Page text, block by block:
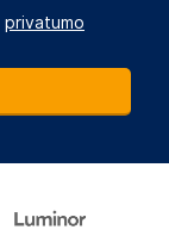
privatumo